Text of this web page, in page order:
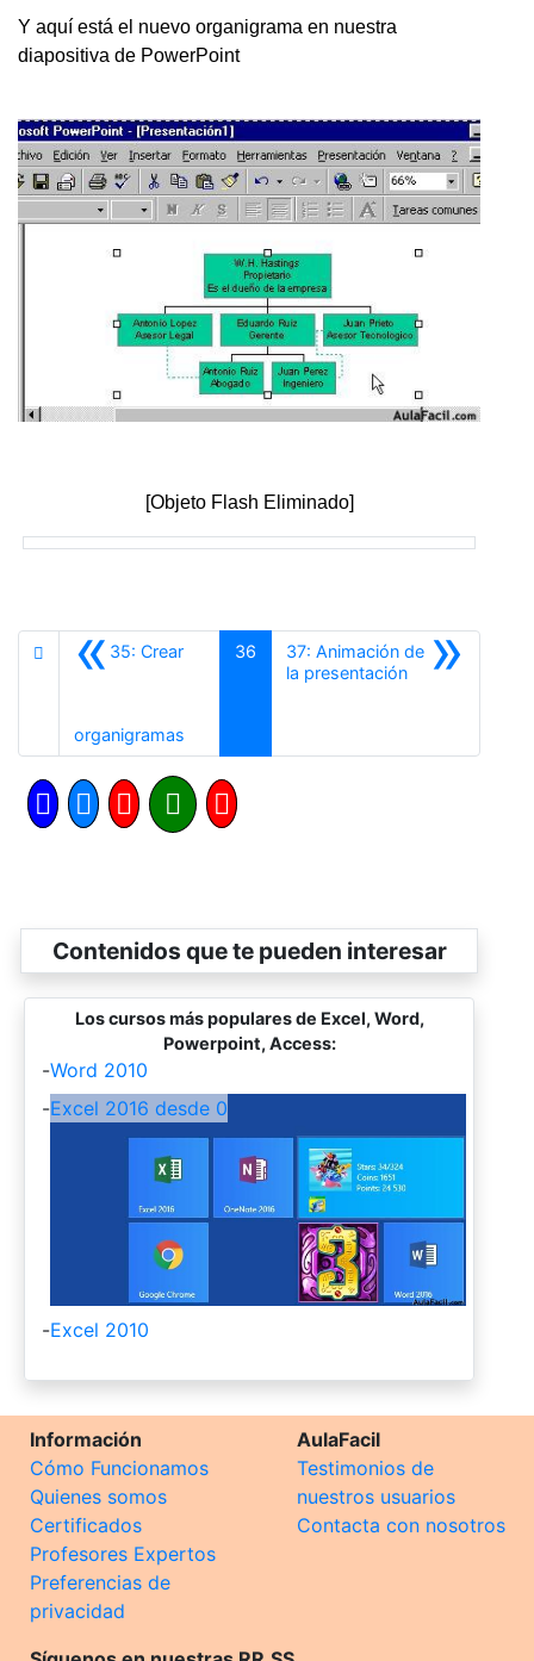
Y aquí está el nuevo organigrama en nuestra
diapositiva de PowerPoint
[Objeto Flash Eliminado]
«35: Crear
organigramas
36 »
37: Animación de
la presentaciónSiguiente
Contenidos que te pueden interesar
Los cursos más populares de Excel, Word,
Powerpoint, Access:
-Word 2010
-Excel 2016 desde 0
-Excel 2010
Información
Cómo Funcionamos
Quienes somos
Certificados
Profesores Expertos
Preferencias de
privacidad
AulaFacil
Testimonios de
nuestros usuarios
Contacta con nosotros